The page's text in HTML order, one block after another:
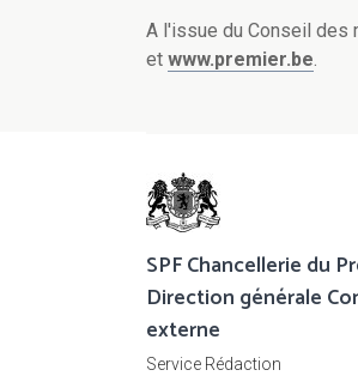
A l'issue du Conseil des
et www.premier.be.
SPF Chancellerie du
Direction générale
externe
Service Rédaction